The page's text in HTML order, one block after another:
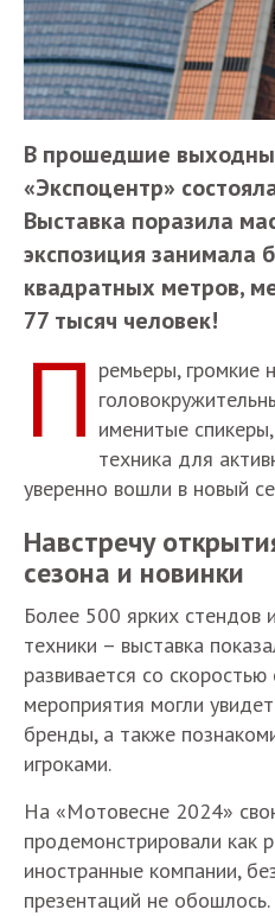
В прошедшие
«Экспоцентр»
Выставка поразила
экспозиция занимала
квадратных метров,
77 тысяч человек!
П ремьеры, громкие
именитые
техника для
уверенно вошли в новый
Навстречу
сезона и новинки
Более 500 ярких стендов
техники – выставка
развивается со скоростью
мероприятия могли
бренды, а также
игроками.
На «Мотовесне 2024»
продемонстрировали как
иностранные компании,
презентаций не обошлось.